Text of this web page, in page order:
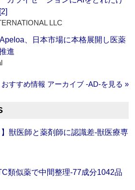
LLC
、日本市場に本格展開し医薬
進
おすすめ情報 アーカイブ ‐AD‐を見る »
】獣医師と薬剤師に認識差‐獣医療専
類似薬で中間整理‐77成分1042品